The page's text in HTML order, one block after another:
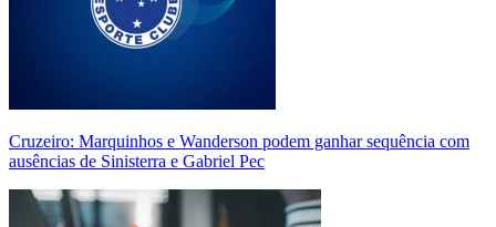
Cruzeiro: Marquinhos e Wanderson podem ganhar sequência com
ausências de Sinisterra e Gabriel Pec